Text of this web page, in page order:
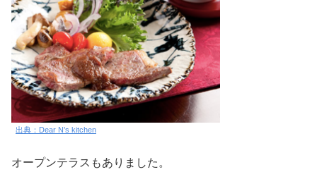
出典：Dear N’s kitchen
オープンテラスもありました。